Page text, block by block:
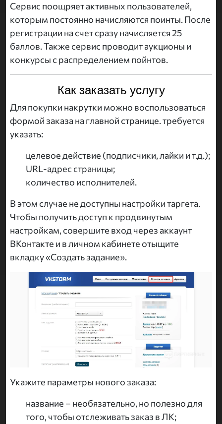
Сервис поощряет активных пользователей,
которым постоянно начисляются поинты. После
регистрации на счет сразу начисляется 25
баллов. Также сервис проводит аукционы и
конкурсы с распределением пойнтов.
Как заказать услугу
Для покупки накрутки можно воспользоваться
формой заказа на главной странице. требуется
указать:
целевое действие (подписчики, лайки и т.д.);
URL-адрес страницы;
количество исполнителей.
В этом случае не доступны настройки таргета.
Чтобы получить доступ к продвинутым
настройкам, совершите вход через аккаунт
ВКонтакте и в личном кабинете отыщите
вкладку «Создать задание».
Укажите параметры нового заказа:
название – необязательно, но полезно для
того, чтобы отслеживать заказ в ЛК;